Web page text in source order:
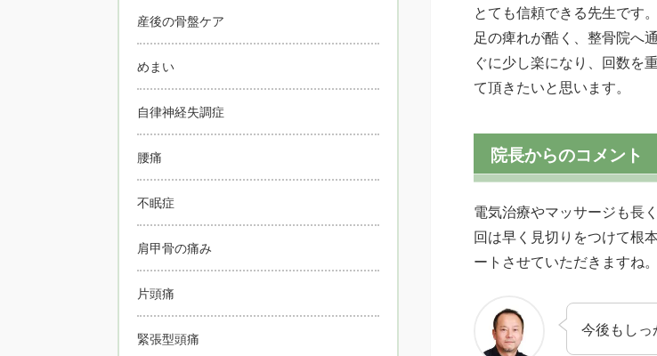
とても信頼できる先生です。
足の痺れが酷く、整骨院へ
ぐに少し楽になり、回数を
て頂きたいと思います。
院長からのコメント
電気治療やマッサージも長
回は早く見切りをつけて根
ートさせていただきますね。
今後もしっ
産後の骨盤ケア
めまい
自律神経失調症
腰痛
不眠症
肩甲骨の痛み
片頭痛
緊張型頭痛